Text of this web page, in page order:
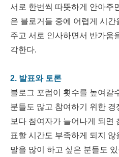
서로 한번씩 따뜻하게 안아주
은 블로거들 중에 어렵게 시
주고 서로 인사하면서 반가움
각한다.
2. 발표와 토론
블로그 포럼이 횟수를 높여갈
분들도 많고 참여하기 위한
보다 참여자가 늘어나게 되면
표할 시간도 부족하게 되지
말을 많이 하고 싶은 분들도